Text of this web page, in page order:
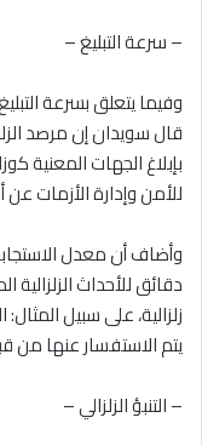
– سرعة التبليغ –
وفيما يتعلق بسرعة
قال سويدان إن مرصد
بإبلاغ الجهات المعنية
للأمن وإدارة
وأضاف أن معدل
دقائق للأحداث
زلزالية، على سبيل
يتم الاستفسار عنها من
– التنبؤ الزلزالي –